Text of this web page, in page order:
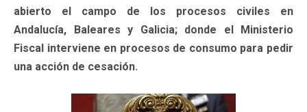
abierto el campo de los procesos civiles en
Andalucía, Baleares y Galicia; donde el Ministerio
Fiscal interviene en procesos de consumo para pedir
una acción de cesación.